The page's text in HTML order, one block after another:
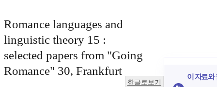
Romance languages and
linguistic theory 15 :
selected papers from "Going
Romance" 30, Frankfurt
한글로보기
이 자료와